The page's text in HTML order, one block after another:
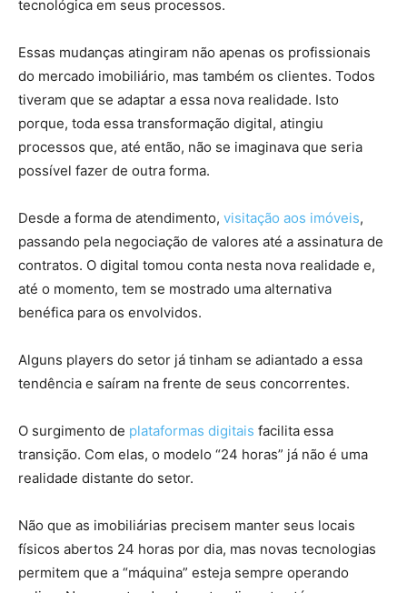
tecnológica em seus processos.
Essas mudanças atingiram não apenas os profissionais
do mercado imobiliário, mas também os clientes. Todos
tiveram que se adaptar a essa nova realidade. Isto
porque, toda essa transformação digital, atingiu
processos que, até então, não se imaginava que seria
possível fazer de outra forma.
Desde a forma de atendimento, visitação aos imóveis,
passando pela negociação de valores até a assinatura de
contratos. O digital tomou conta nesta nova realidade e,
até o momento, tem se mostrado uma alternativa
benéfica para os envolvidos.
Alguns players do setor já tinham se adiantado a essa
tendência e saíram na frente de seus concorrentes.
O surgimento de plataformas digitais facilita essa
transição. Com elas, o modelo “24 horas” já não é uma
realidade distante do setor.
Não que as imobiliárias precisem manter seus locais
físicos abertos 24 horas por dia, mas novas tecnologias
permitem que a “máquina” esteja sempre operando